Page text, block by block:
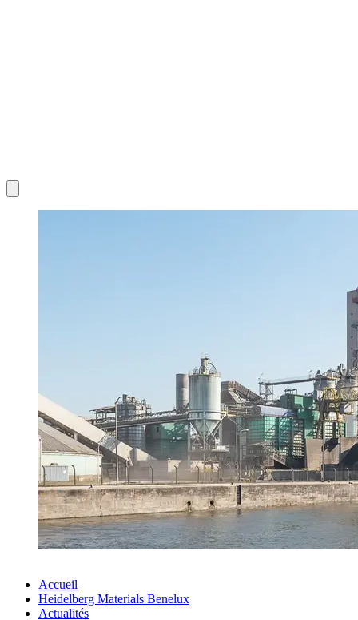
Accueil
Heidelberg Materials Benelux
Actualités